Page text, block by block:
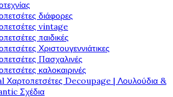
διάφορες
vintage
παιδικές
Χριστουγεννιάτικες
Πασχαλινές
καλοκαιρινές
Χαρτοπετσέτες Decoupage | Λουλούδια &
Σχέδια